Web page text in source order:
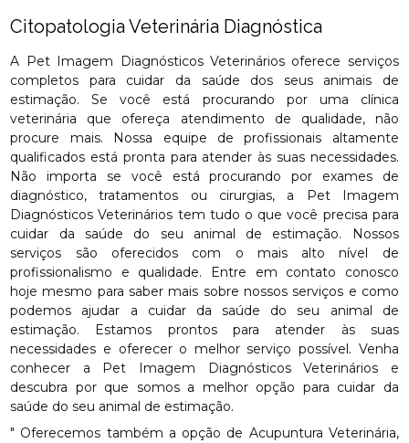
Citopatologia Veterinária Diagnóstica
A Pet Imagem Diagnósticos Veterinários oferece serviços
completos para cuidar da saúde dos seus animais de
estimação. Se você está procurando por uma clínica
veterinária que ofereça atendimento de qualidade, não
procure mais. Nossa equipe de profissionais altamente
qualificados está pronta para atender às suas necessidades.
Não importa se você está procurando por exames de
diagnóstico, tratamentos ou cirurgias, a Pet Imagem
Diagnósticos Veterinários tem tudo o que você precisa para
cuidar da saúde do seu animal de estimação. Nossos
serviços são oferecidos com o mais alto nível de
profissionalismo e qualidade. Entre em contato conosco
hoje mesmo para saber mais sobre nossos serviços e como
podemos ajudar a cuidar da saúde do seu animal de
estimação. Estamos prontos para atender às suas
necessidades e oferecer o melhor serviço possível. Venha
conhecer a Pet Imagem Diagnósticos Veterinários e
descubra por que somos a melhor opção para cuidar da
saúde do seu animal de estimação.
" Oferecemos também a opção de Acupuntura Veterinária,